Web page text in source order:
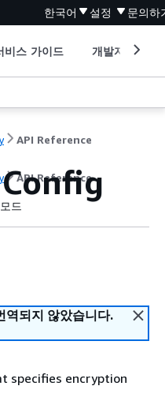
한국어 설정 문의하
비스 가이드 개발자 도구
API Reference
API Reference
드
역되지 않았습니다.
specifies encryption